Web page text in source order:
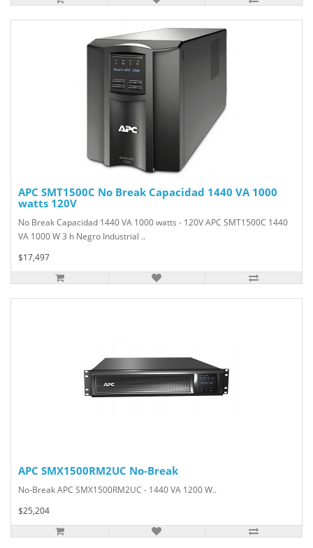
APC SMT1500C No Break Capacidad 1440 VA 1000
watts 120V
No Break Capacidad 1440 VA 1000 watts - 120V APC SMT1500C 1440
VA 1000 W 3 h Negro Industrial ..
$17,497
APC SMX1500RM2UC No-Break
No-Break APC SMX1500RM2UC - 1440 VA 1200 W..
$25,204